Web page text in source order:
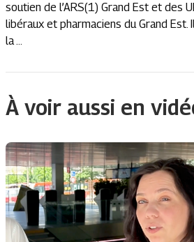
soutien de l’ARS(1) Grand Est et des
libéraux et pharmaciens du Grand Est.
la ...
À voir aussi en